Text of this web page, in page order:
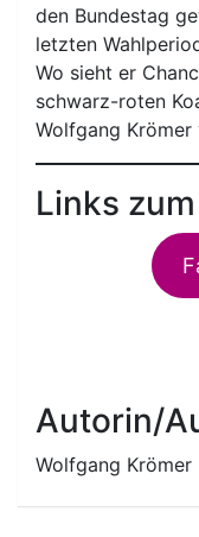
den Bundestag
letzten
Wo sieht er
schwarz-roten
Wolfgang Krömer
Links
Autorin/
Wolfgang Krömer